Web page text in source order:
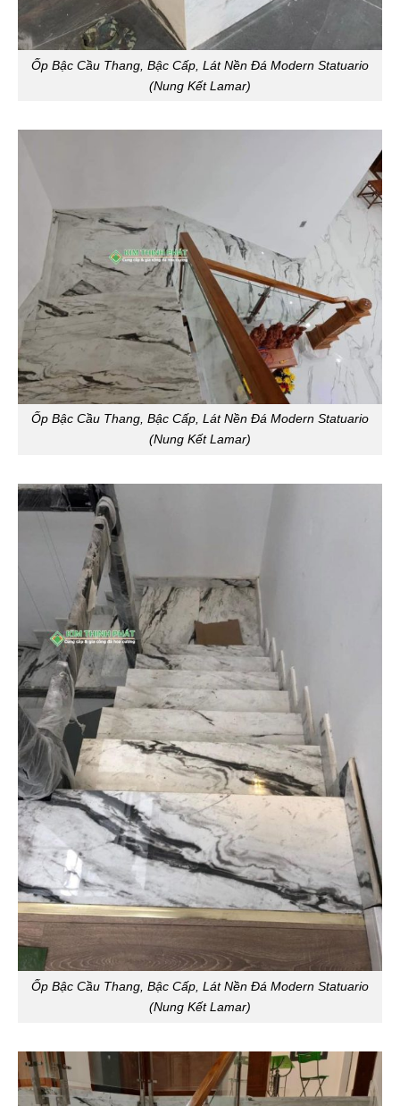
Ốp Bậc Cầu Thang, Bậc Cấp, Lát Nền Đá Modern Statuario
(Nung Kết Lamar)
Ốp Bậc Cầu Thang, Bậc Cấp, Lát Nền Đá Modern Statuario
(Nung Kết Lamar)
Ốp Bậc Cầu Thang, Bậc Cấp, Lát Nền Đá Modern Statuario
(Nung Kết Lamar)